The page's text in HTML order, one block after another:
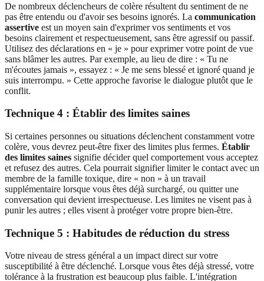
De nombreux déclencheurs de colère résultent du sentiment de ne
pas être entendu ou d'avoir ses besoins ignorés. La communication
assertive est un moyen sain d'exprimer vos sentiments et vos
besoins clairement et respectueusement, sans être agressif ou passif.
Utilisez des déclarations en « je » pour exprimer votre point de vue
sans blâmer les autres. Par exemple, au lieu de dire : « Tu ne
m'écoutes jamais », essayez : « Je me sens blessé et ignoré quand je
suis interrompu. » Cette approche favorise le dialogue plutôt que le
conflit.
Technique 4 : Établir des limites saines
Si certaines personnes ou situations déclenchent constamment votre
colère, vous devrez peut-être fixer des limites plus fermes. Établir
des limites saines signifie décider quel comportement vous acceptez
et refusez des autres. Cela pourrait signifier limiter le contact avec un
membre de la famille toxique, dire « non » à un travail
supplémentaire lorsque vous êtes déjà surchargé, ou quitter une
conversation qui devient irrespectueuse. Les limites ne visent pas à
punir les autres ; elles visent à protéger votre propre bien-être.
Technique 5 : Habitudes de réduction du stress
Votre niveau de stress général a un impact direct sur votre
susceptibilité à être déclenché. Lorsque vous êtes déjà stressé, votre
tolérance à la frustration est beaucoup plus faible. L'intégration